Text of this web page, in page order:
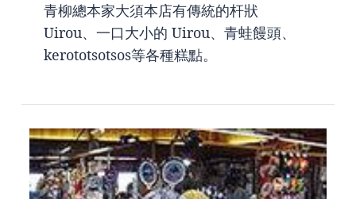
青柳總本家大須本店有傳統的杆狀
Uirou、一口大小的 Uirou、青蛙饅頭、
kerototsotsos等各種糕點。